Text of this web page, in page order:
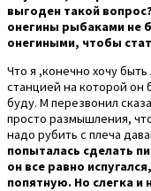
выгоден такой
онегины рыбаками не
онегиными, чтобы
Что я ,конечно хочу
станцией на которой он
буду. М перезвонил
просто размышления,
надо рубить с плеча
попыталась сделать
он все равно
попятную. Но слегка и